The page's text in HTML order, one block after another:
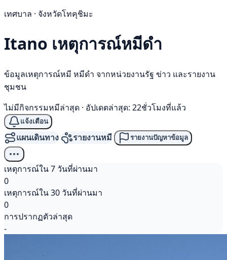
เทศบาล · จังหวัดโทคุชิมะ
Itano เหตุการณ์หมีดำ
ข้อมูลเหตุการณ์หมี หมีดำ จากหน่วยงานรัฐ ข่าว และรายงาน
ชุมชน
ไม่มีกิจกรรมหมีล่าสุด · อัปเดตล่าสุด: 22ชั่วโมงที่แล้ว
แจ้งเตือน
แผนเดินทาง รายงานหมี รายงานปัญหาข้อมูล
เหตุการณ์ใน 7 วันที่ผ่านมา
0
เหตุการณ์ใน 30 วันที่ผ่านมา
0
การปรากฏตัวล่าสุด
-